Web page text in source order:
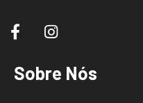
Sobre Nós